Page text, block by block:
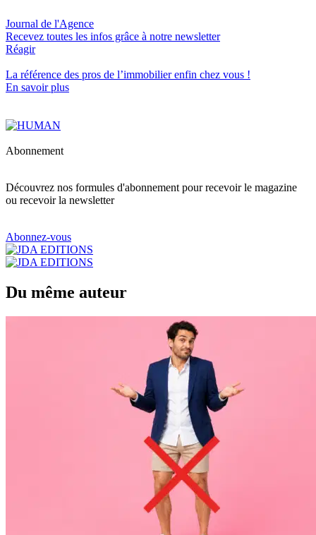
Journal de l'Agence
Recevez toutes les infos grâce à notre newsletter
Réagir
La référence des pros de l’immobilierenfin chez vous !
En savoir plus
Abonnement
Découvrez nos formules d'abonnement pour recevoir le magazine
ou recevoir la newsletter
Abonnez-vous
Du même auteur